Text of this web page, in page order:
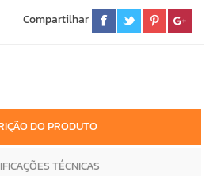
Compartilhar
DO PRODUTO
TÉCNICAS